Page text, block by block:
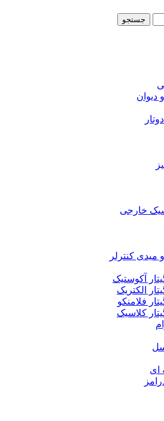
جستجو
دیوان
خارجی
میدی کنترلر
آکوستیک
الکتریک
فلامنکو
کلاسیک
ای